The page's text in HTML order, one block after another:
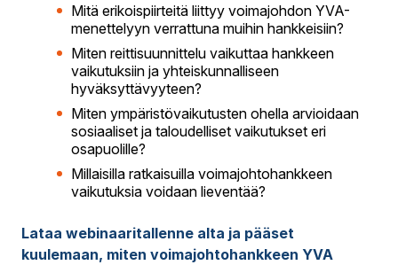
Mitä erikoispiirteitä liittyy voimajohdon YVA-
menettelyyn verrattuna muihin hankkeisiin?
Miten reittisuunnittelu vaikuttaa hankkeen
vaikutuksiin ja yhteiskunnalliseen
hyväksyttävyyteen?
Miten ympäristövaikutusten ohella arvioidaan
sosiaaliset ja taloudelliset vaikutukset eri
osapuolille?
Millaisilla ratkaisuilla voimajohtohankkeen
vaikutuksia voidaan lieventää?
Lataa webinaaritallenne alta ja pääset
kuulemaan, miten voimajohtohankkeen YVA